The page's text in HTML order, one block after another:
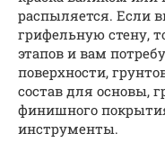
распыляется. Если
грифельную стену,
этапов и вам
поверхности,
состав для основы,
финишного
инструменты.